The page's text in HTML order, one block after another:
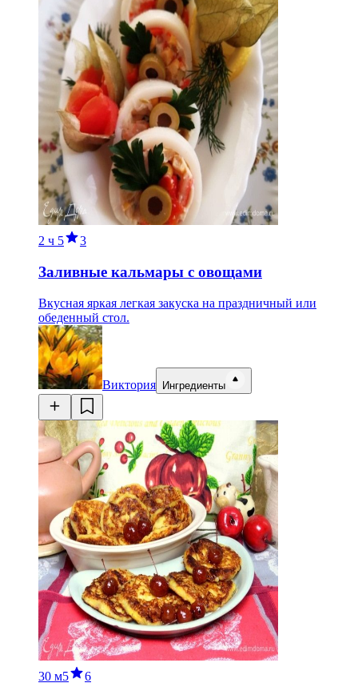
2 ч 5 3
Заливные кальмары с овощами
Вкусная яркая легкая закуска на праздничный или
обеденный стол.
Виктория Ингредиенты
30 м5 6